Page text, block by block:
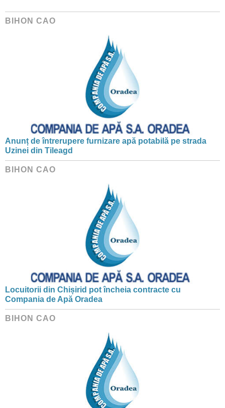
BIHON CAO
Anunț de întrerupere furnizare apă potabilă pe strada
Uzinei din Tileagd
BIHON CAO
Locuitorii din Chișirid pot încheia contracte cu
Compania de Apă Oradea
BIHON CAO